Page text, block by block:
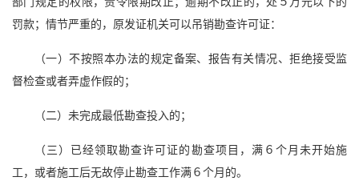
罚款；情节严重的，原发证机关可以吊销勘查许可证：
（一）不按照本办法的规定备案、报告有关情况、拒绝接受监
督检查或者弄虚作假的；
（二）未完成最低勘查投入的；
（三）已经领取勘查许可证的勘查项目，满６个月未开始施
工，或者施工后无故停止勘查工作满６个月的。